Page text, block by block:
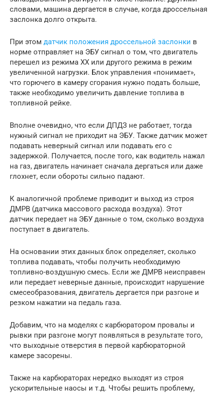
словами, машина дергается в случае, когда дроссельная
заслонка долго открыта.
При этом датчик положения дроссельной заслонки в
норме отправляет на ЭБУ сигнал о том, что двигатель
перешел из режима ХХ или другого режима в режим
увеличенной нагрузки. Блок управления «понимает»,
что горючего в камеру сгорания нужно подать больше,
также необходимо увеличить давление топлива в
топливной рейке.
Вполне очевидно, что если ДПДЗ не работает, тогда
нужный сигнал не приходит на ЭБУ. Также датчик может
подавать неверный сигнал или подавать его с
задержкой. Получается, после того, как водитель нажал
на газ, двигатель начинает сначала дергаться или даже
глохнет, если обороты сильно падают.
К аналогичной проблеме приводит и выход из строя
ДМРВ (датчика массового расхода воздуха). Этот
датчик передает на ЭБУ данные о том, сколько воздуха
поступает в двигатель.
На основании этих данных блок определяет, сколько
топлива подавать, чтобы получить необходимую
топливно-воздушную смесь. Если же ДМРВ неисправен
или передает неверные данные, происходит нарушение
смесеобразования, двигатель дергается при разгоне и
резком нажатии на педаль газа.
Добавим, что на моделях с карбюратором провалы и
рывки при разгоне могут появляться в результате того,
что выходные отверстия в первой карбюраторной
камере засорены.
Также на карбюраторах нередко выходят из строя
ускорительные наосы и т.д. Чтобы решить проблему,